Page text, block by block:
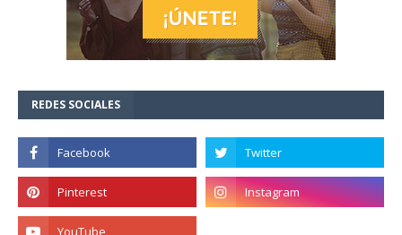
REDES SOCIALES